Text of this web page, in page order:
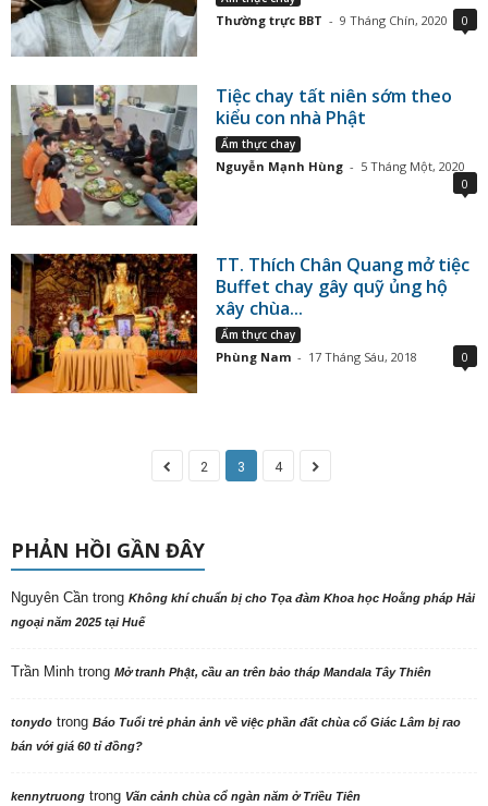
Thường trực BBT - 9 Tháng Chín, 2020 0
Tiệc chay tất niên sớm theo
kiểu con nhà Phật
Ẩm thực chay
Nguyễn Mạnh Hùng - 5 Tháng Một, 2020
0
TT. Thích Chân Quang mở tiệc
Buffet chay gây quỹ ủng hộ
xây chùa...
Ẩm thực chay
Phùng Nam - 17 Tháng Sáu, 2018 0
2 3 4
PHẢN HỒI GẦN ĐÂY
Nguyên Cần trong Không khí chuẩn bị cho Tọa đàm Khoa học Hoằng pháp Hải
ngoại năm 2025 tại Huế
Trần Minh trong Mở tranh Phật, cầu an trên bảo tháp Mandala Tây Thiên
tonydo trong Báo Tuổi trẻ phản ảnh về việc phần đất chùa cổ Giác Lâm bị rao
bán với giá 60 tỉ đồng?
kennytruong trong Vãn cảnh chùa cổ ngàn năm ở Triều Tiên